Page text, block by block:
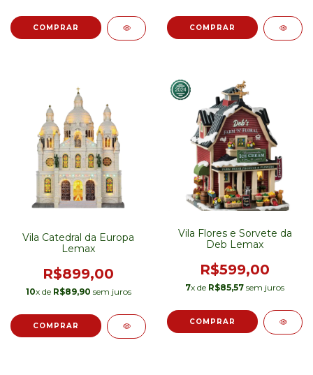
Vila Catedral da Europa
Lemax
R$899,00
10x de R$89,90 sem juros
Vila Flores e Sorvete da
Deb Lemax
R$599,00
7x de R$85,57 sem juros